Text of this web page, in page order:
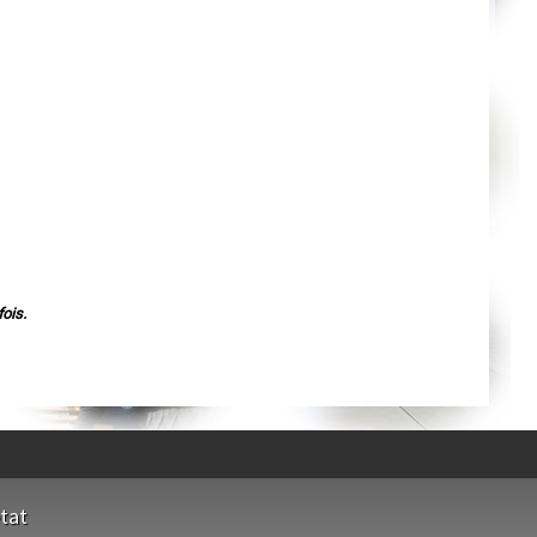
Strasbourg
Mulhouse
Chalon-sur-Saône